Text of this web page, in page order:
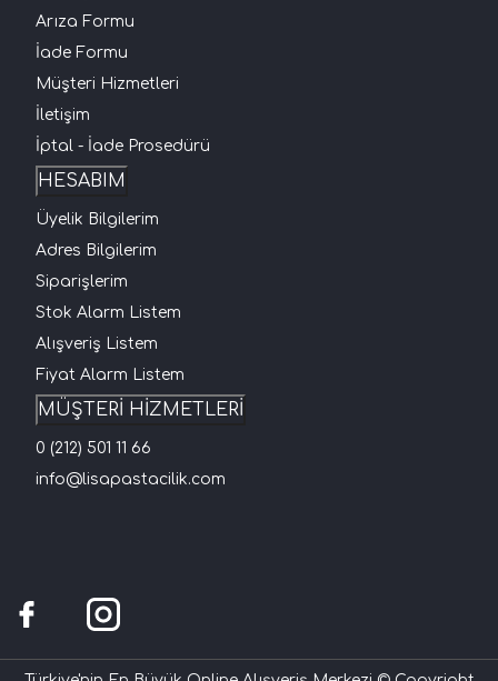
Arıza Formu
İade Formu
Müşteri Hizmetleri
İletişim
İptal - İade Prosedürü
HESABIM
Üyelik Bilgilerim
Adres Bilgilerim
Siparişlerim
Stok Alarm Listem
Alışveriş Listem
Fiyat Alarm Listem
MÜŞTERİ HİZMETLERİ
0 (212) 501 11 66
info@lisapastacilik.com